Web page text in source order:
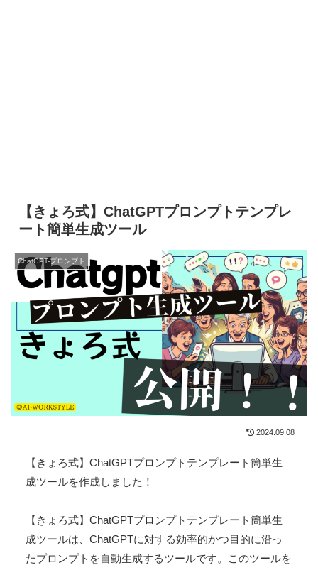
【きょろ式】ChatGPTプロンプトテンプレ
ート簡単生成ツール
ChatGPT-プロンプト
2024.09.08
【きょろ式】ChatGPTプロンプトテンプレート簡単生
成ツールを作成しました！
【きょろ式】ChatGPTプロンプトテンプレート簡単生
成ツールは、ChatGPTに対する効率的かつ目的に沿っ
たプロンプトを自動生成するツールです。このツールを